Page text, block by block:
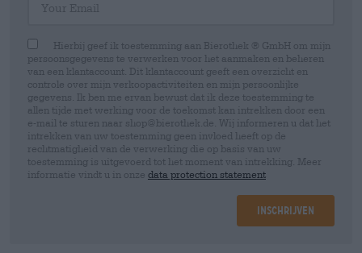
Hierbij geef ik toestemming aan Bierothek ® GmbH om mijn
persoonsgegevens te verwerken voor het aanmaken en beheren
van een klantaccount. Dit klantaccount geeft een overzicht en
controle over mijn verkoopactiviteiten en mijn persoonlijke
gegevens. Ik ben me ervan bewust dat ik deze toestemming te
allen tijde met werking voor de toekomst kan intrekken door een
e-mail te sturen naar shop@bierothek.de. Wij informeren u dat het
intrekken van uw toestemming geen invloed heeft op de
rechtmatigheid van de verwerking die op basis van uw
toestemming is uitgevoerd tot het moment van intrekking. Meer
informatie vindt u in onze data protection statement
Inschrijven